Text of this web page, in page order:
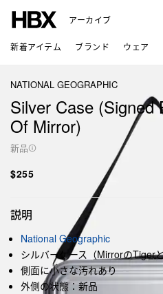
アーカイブ
新着アイテム ブランド ウェア
NATIONAL GEOGRAPHIC
Silver Case
Of Mirror)
新品
$255
説明
National Geographic
シルバーケース（MirrorのTiger
側面に小さな汚れあり
外側の状態：新品